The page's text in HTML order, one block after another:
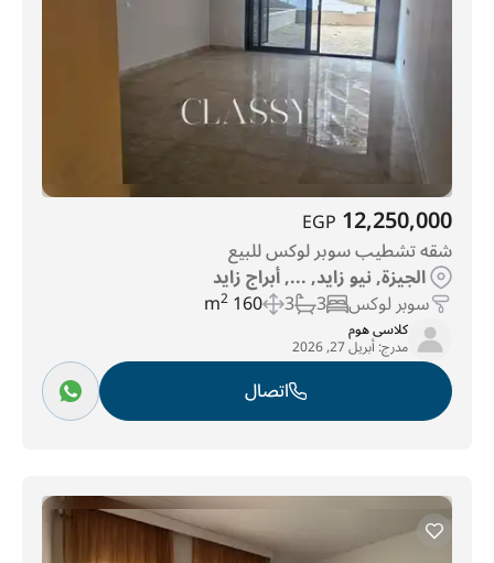
12,250,000
EGP
شقه تشطيب سوبر لوكس للبيع
الجيزة, نيو زايد, ..., أبراج زايد
سوبر لوكس 3
3
160 m
2
كلاسى هوم
مدرج:أبريل 27, 2026
اتصال